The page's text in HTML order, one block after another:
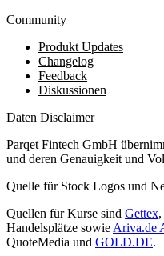
Community
Produkt Updates
Changelog
Feedback
Diskussionen
Daten Disclaimer
Parqet Fintech GmbH
und deren Genauigkeit und
Quelle für Stock Logos und
Quellen für Kurse sind Gettex,
Handelsplätze sowie Ariva.de
QuoteMedia und GOLD.DE.